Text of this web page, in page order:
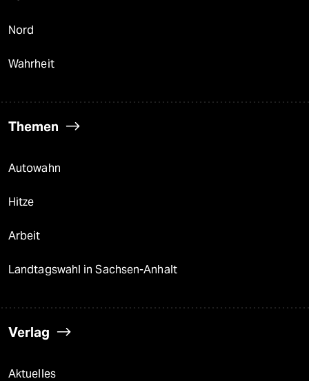
Nord
Wahrheit
Themen
Autowahn
Hitze
Arbeit
Landtagswahl in Sachsen-Anhalt
Verlag
Aktuelles